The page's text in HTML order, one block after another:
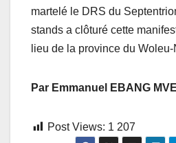
martelé le DRS du
stands a clôturé cette
lieu de la province du Woleu-
Par Emmanuel EBANG MVE
Post Views: 1 207